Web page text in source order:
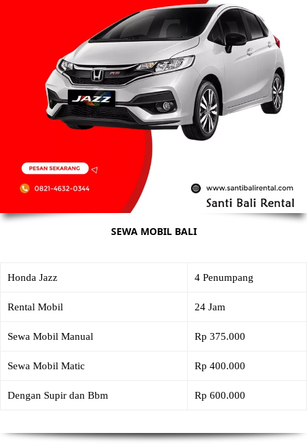
SEWA MOBIL BALI
Honda Jazz 4 Penumpang
Rental Mobil 24 Jam
Sewa Mobil Manual Rp 375.000
Sewa Mobil Matic Rp 400.000
Dengan Supir dan Bbm Rp 600.000